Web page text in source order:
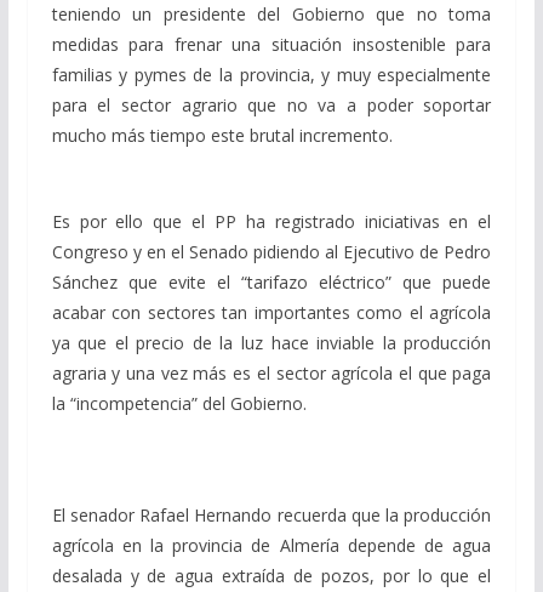
teniendo un presidente del Gobierno que no toma
medidas para frenar una situación insostenible para
familias y pymes de la provincia, y muy especialmente
para el sector agrario que no va a poder soportar
mucho más tiempo este brutal incremento.
Es por ello que el PP ha registrado iniciativas en el
Congreso y en el Senado pidiendo al Ejecutivo de Pedro
Sánchez que evite el “tarifazo eléctrico” que puede
acabar con sectores tan importantes como el agrícola
ya que el precio de la luz hace inviable la producción
agraria y una vez más es el sector agrícola el que paga
la “incompetencia” del Gobierno.
El senador Rafael Hernando recuerda que la producción
agrícola en la provincia de Almería depende de agua
desalada y de agua extraída de pozos, por lo que el